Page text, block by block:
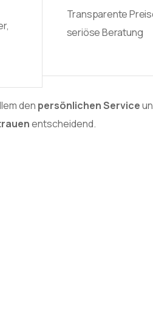
Transparente
seriöse Beratung
den persönlichen Service
entscheidend.